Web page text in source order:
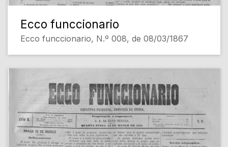
Ecco funccionario
Ecco funccionario, N.º 008, de 08/03/1867